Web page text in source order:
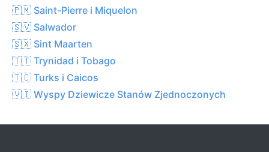
🇵🇲 Saint-Pierre i Miquelon
🇸🇻 Salwador
🇸🇽 Sint Maarten
🇹🇹 Trynidad i Tobago
🇹🇨 Turks i Caicos
🇻🇮 Wyspy Dziewicze Stanów Zjednoczonych